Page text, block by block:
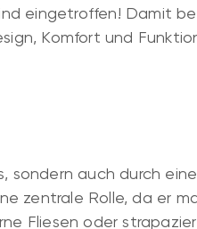
eingetroffen! Damit
Komfort und
sondern auch durch
zentrale Rolle, da er
Fliesen oder